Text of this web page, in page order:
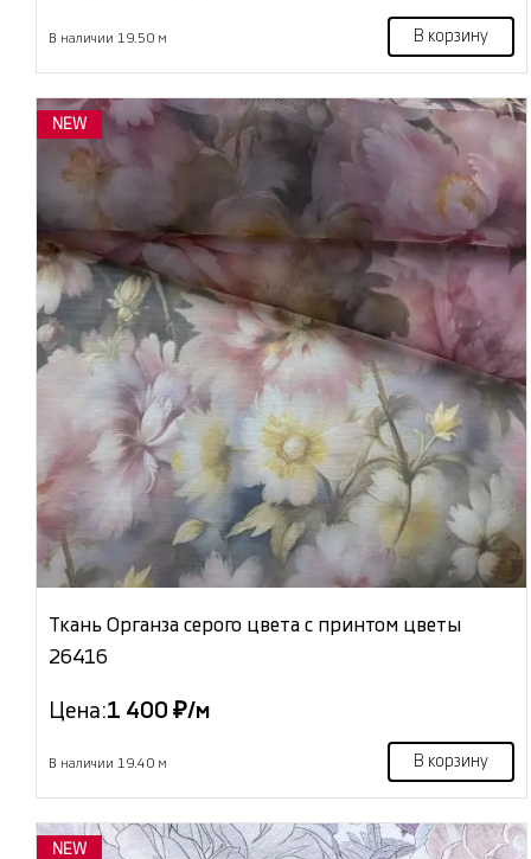
В наличии 19.50 м В корзину
NEW
Ткань Органза серого цвета с принтом цветы
26416
Цена:1 400 ₽/м
В наличии 19.40 м В корзину
NEW